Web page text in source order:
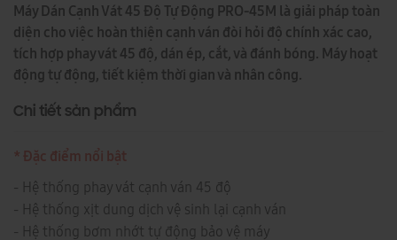
Máy Dán Cạnh Vát 45 Độ Tự Động PRO-45M là giải pháp toàn
diện cho việc hoàn thiện cạnh ván đòi hỏi độ chính xác cao,
tích hợp phay vát 45 độ, dán ép, cắt, và đánh bóng. Máy hoạt
động tự động, tiết kiệm thời gian và nhân công.
Chi tiết sản phẩm
* Đặc điểm nổi bật
- Hệ thống phay vát cạnh ván 45 độ
- Hệ thống xịt dung dịch vệ sinh lại cạnh ván
- Hệ thống bơm nhớt tự động bảo vệ máy